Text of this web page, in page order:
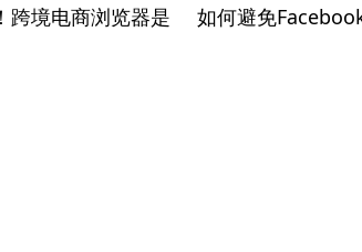
跨境电商浏览器是
下
如何避免